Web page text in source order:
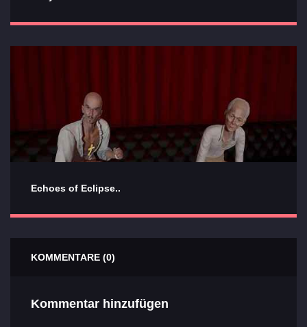
Echoes of Eclipse..
KOMMENTARE (0)
Kommentar hinzufügen